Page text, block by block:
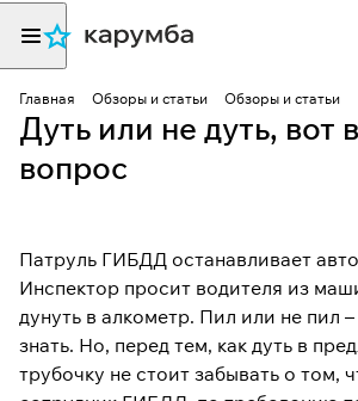
Главная Обзоры и статьи Обзоры и статьи
Дуть или не дуть, вот
вопрос
Патруль ГИБДД останавливает
Инспектор просит водителя из
дунуть в алкометр. Пил или не пил
знать. Но, перед тем, как дуть в
трубочку не стоит забывать о том,